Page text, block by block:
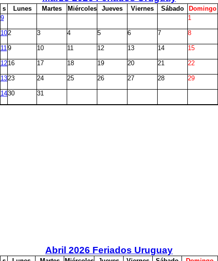
s Lunes Martes Miércoles Jueves Viernes Sábado Domingo
9
1
102 3 4 5 6 7 8
119 10 11 12 13 14 15
1216 17 18 19 20 21 22
1323 24 25 26 27 28 29
1430 31
Abril 2026 Feriados Uruguay